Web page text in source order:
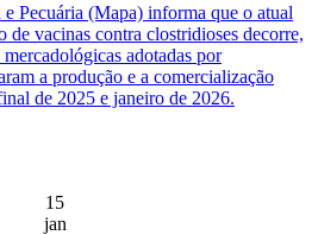
Pecuária (Mapa) informa que o atual
de vacinas contra clostridioses decorre,
adotadas por
a produção e a comercialização
de 2025 e janeiro de 2026.
15
jan